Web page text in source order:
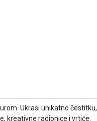
Ukrasi unikatno čestitku,
kreativne radionice i vrtiće.